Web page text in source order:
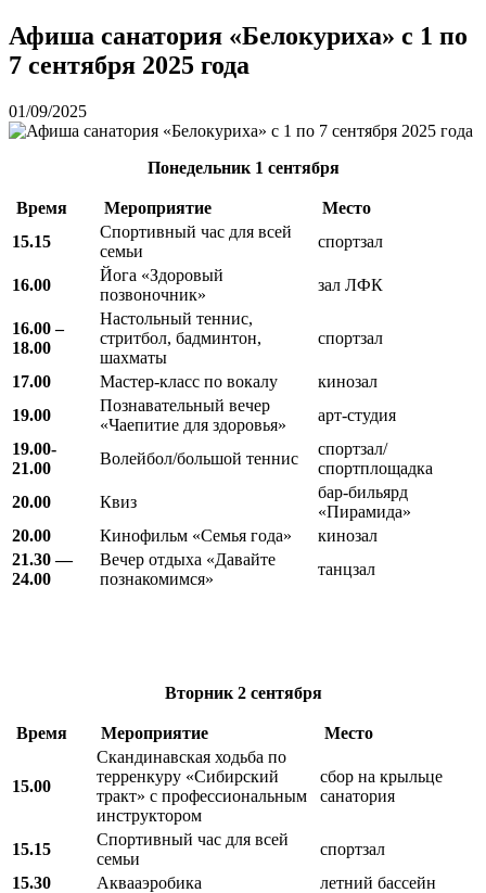
Афиша санатория «Белокуриха» с 1 по
7 сентября 2025 года
01/09/2025
Понедельник 1 сентября
Время Мероприятие
Место
15.15
Спортивный час для всей
семьи
спортзал
16.00
Йога «Здоровый
позвоночник»
зал ЛФК
16.00 –
18.00
Настольный теннис,
стритбол, бадминтон,
шахматы
спортзал
17.00 Мастер-класс по вокалу
кинозал
19.00
Познавательный вечер
«Чаепитие для здоровья»
арт-студия
19.00-
21.00
Волейбол/большой теннис
спортзал/
спортплощадка
20.00
Квиз
бар-бильярд
«Пирамида»
20.00
Кинофильм «Семья года»
кинозал
21.30 —
24.00
Вечер отдыха «Давайте
познакомимся»
танцзал
Вторник 2 сентября
Время Мероприятие Место
15.00
Скандинавская ходьба по
терренкуру «Сибирский
тракт» с профессиональным
инструктором
сбор на крыльце
санатория
15.15
Спортивный час для всей
семьи
спортзал
15.30
Аквааэробика летний бассейн